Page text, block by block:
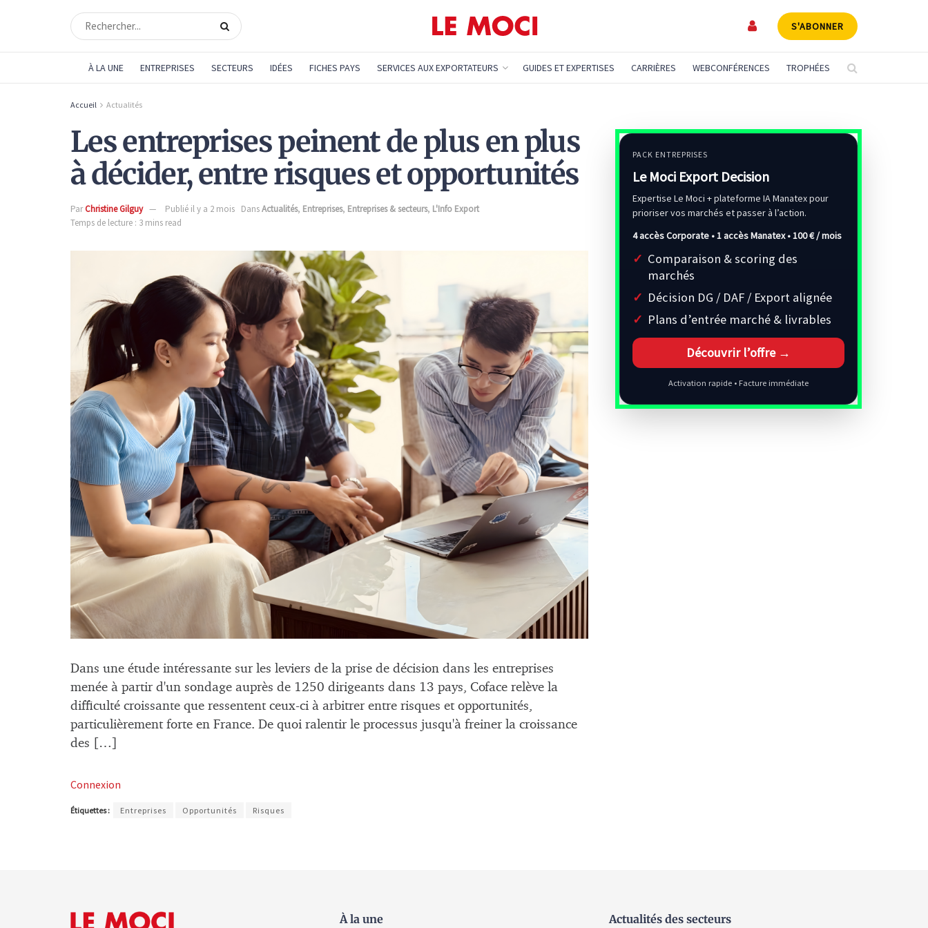
S'ABONNER
À LA UNE ENTREPRISES SECTEURS IDÉES FICHES PAYS SERVICES AUX EXPORTATEURS GUIDES ET EXPERTISES CARRIÈRES WEBCONFÉRENCES TROPHÉES
Accueil Actualités
Les entreprises peinent de plus en plus
à décider, entre risques et opportunités
ParChristine Gilguy Publié il y a 2 mois DansActualités, Entreprises, Entreprises & secteurs, L'Info Export
Temps de lecture : 3 mins read
Dans une étude intéressante sur les leviers de la prise de décision dans les entreprises
menée à partir d'un sondage auprès de 1250 dirigeants dans 13 pays, Coface relève la
difficulté croissante que ressentent ceux-ci à arbitrer entre risques et opportunités,
particulièrement forte en France. De quoi ralentir le processus jusqu'à freiner la croissance
des […]
Connexion
Étiquettes : Entreprises Opportunités Risques
PACK ENTREPRISES
Le Moci Export Decision
Expertise Le Moci + plateforme IA Manatex pour
prioriser vos marchés et passer à l’action.
4 accès Corporate • 1 accès Manatex •100 € / mois
Comparaison & scoring des
marchés
Décision DG / DAF / Export alignée
Plans d’entrée marché & livrables
Découvrir l’offre →
Activation rapide • Facture immédiate
À la une Actualités des secteurs